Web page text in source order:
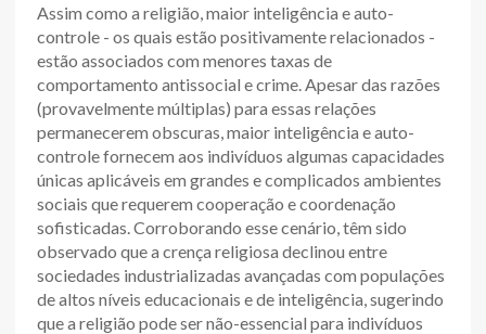
Assim como a religião, maior inteligência e auto-
controle - os quais estão positivamente relacionados -
estão associados com menores taxas de
comportamento antissocial e crime. Apesar das razões
(provavelmente múltiplas) para essas relações
permanecerem obscuras, maior inteligência e auto-
controle fornecem aos indivíduos algumas capacidades
únicas aplicáveis em grandes e complicados ambientes
sociais que requerem cooperação e coordenação
sofisticadas. Corroborando esse cenário, têm sido
observado que a crença religiosa declinou entre
sociedades industrializadas avançadas com populações
de altos níveis educacionais e de inteligência, sugerindo
que a religião pode ser não-essencial para indivíduos